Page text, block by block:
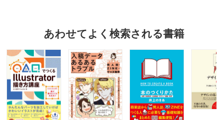
あわせてよく検索される書籍